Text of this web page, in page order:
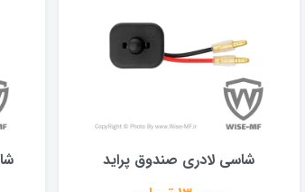
شاسی لادری صندوق پراید